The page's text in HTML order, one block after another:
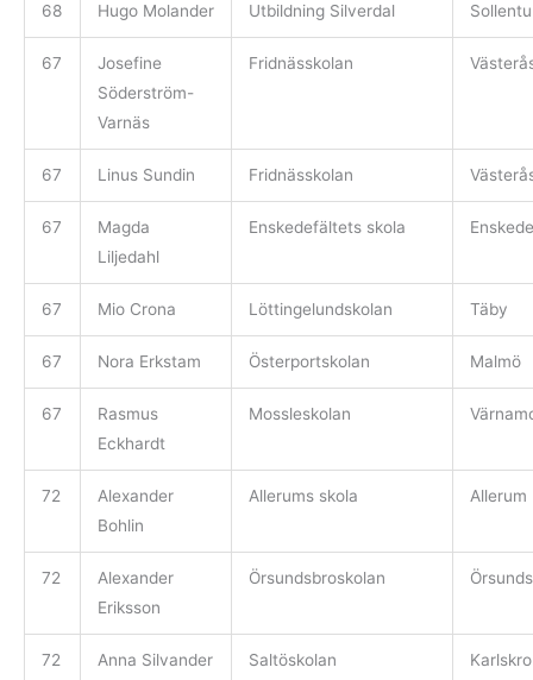
68 Hugo Molander Utbildning Silverdal
67
Josefine
Söderström-
Varnäs
Fridnässkolan
67 Linus Sundin Fridnässkolan
67
Magda
Liljedahl
Enskedefältets skola Enskede
67 Mio Crona Löttingelundskolan Täby
67 Nora Erkstam Österportskolan Malmö
67
Rasmus
Eckhardt
Mossleskolan
72
Alexander
Bohlin
Allerums skola Allerum
72
Alexander
Eriksson
Örsundsbroskolan
72 Anna Silvander Saltöskolan